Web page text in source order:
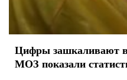
Цифры зашкаливают
МОЗ показали